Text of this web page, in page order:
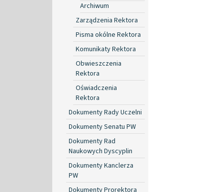
Archiwum
Zarządzenia Rektora
Pisma okólne Rektora
Komunikaty Rektora
Obwieszczenia
Rektora
Oświadczenia
Rektora
Dokumenty Rady Uczelni
Dokumenty Senatu PW
Dokumenty Rad
Naukowych Dyscyplin
Dokumenty Kanclerza
PW
Dokumenty Prorektora